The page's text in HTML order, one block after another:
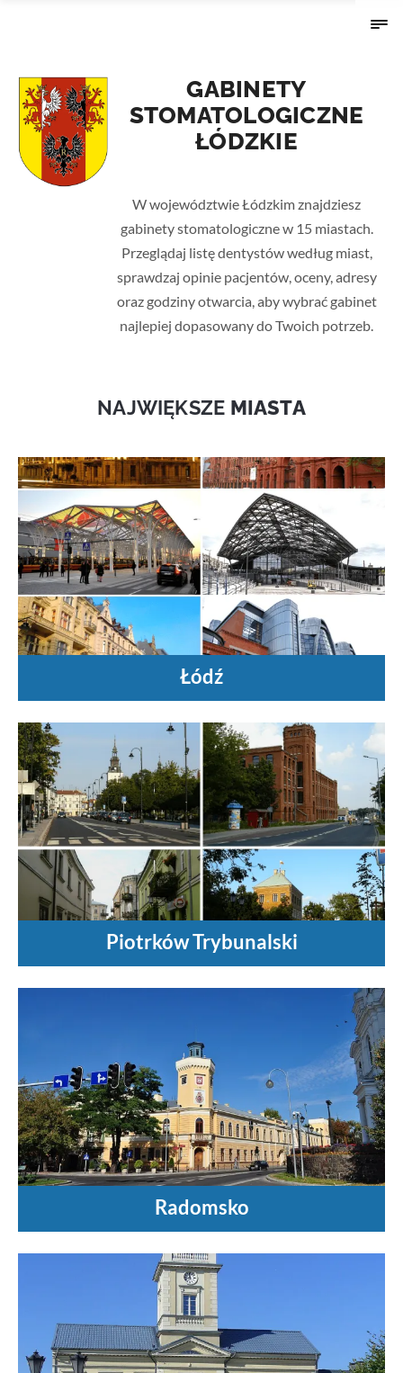
GABINETY
STOMATOLOGICZNE
ŁÓDZKIE
W województwie Łódzkim znajdziesz
gabinety stomatologiczne w 15 miastach.
Przeglądaj listę dentystów według miast,
sprawdzaj opinie pacjentów, oceny, adresy
oraz godziny otwarcia, aby wybrać gabinet
najlepiej dopasowany do Twoich potrzeb.
NAJWIĘKSZE MIASTA
Łódź
Piotrków Trybunalski
Radomsko